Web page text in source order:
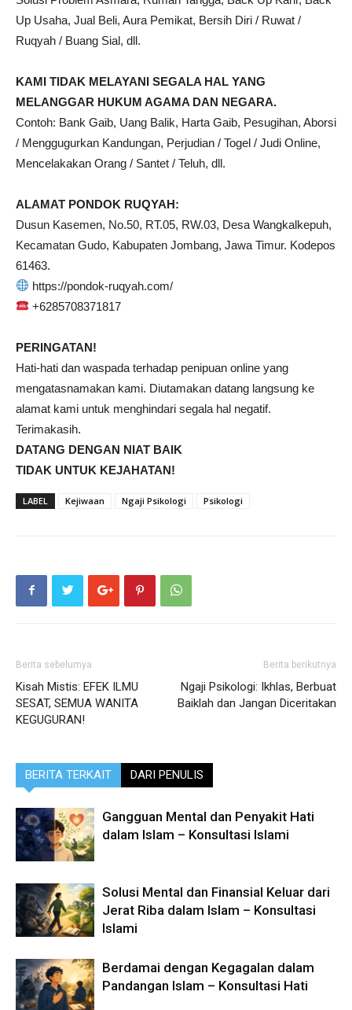
Up Usaha, Jual Beli, Aura Pemikat, Bersih Diri / Ruwat /
Ruqyah / Buang Sial, dll.
KAMI TIDAK MELAYANI SEGALA HAL YANG
MELANGGAR HUKUM AGAMA DAN NEGARA.
Contoh: Bank Gaib, Uang Balik, Harta Gaib, Pesugihan, Aborsi
/ Menggugurkan Kandungan, Perjudian / Togel / Judi Online,
Mencelakakan Orang / Santet / Teluh, dll.
ALAMAT PONDOK RUQYAH:
Dusun Kasemen, No.50, RT.05, RW.03, Desa Wangkalkepuh,
Kecamatan Gudo, Kabupaten Jombang, Jawa Timur. Kodepos
61463.
https://pondok-ruqyah.com/
+6285708371817
PERINGATAN!
Hati-hati dan waspada terhadap penipuan online yang
mengatasnamakan kami. Diutamakan datang langsung ke
alamat kami untuk menghindari segala hal negatif.
Terimakasih.
DATANG DENGAN NIAT BAIK
TIDAK UNTUK KEJAHATAN!
LABEL Kejiwaan Ngaji Psikologi Psikologi
Berita sebelumya
Kisah Mistis: EFEK ILMU
SESAT, SEMUA WANITA
KEGUGURAN!
Berita berikutnya
Ngaji Psikologi: Ikhlas, Berbuat
Baiklah dan Jangan Diceritakan
BERITA TERKAIT DARI PENULIS
Gangguan Mental dan Penyakit Hati
dalam Islam – Konsultasi Islami
Solusi Mental dan Finansial Keluar dari
Jerat Riba dalam Islam – Konsultasi
Islami
Berdamai dengan Kegagalan dalam
Pandangan Islam – Konsultasi Hati